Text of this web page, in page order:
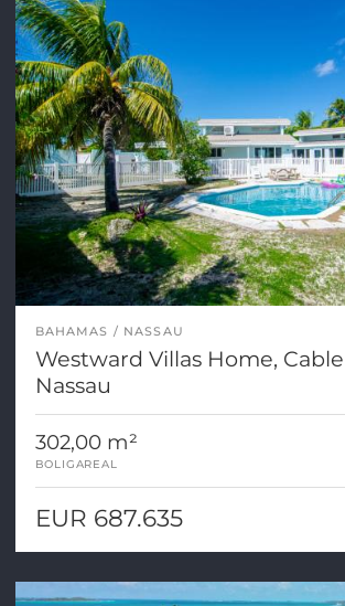
BAHAMAS NASSAU
Westward Villas Home,
Nassau
302,00 m²
BOLIGAREAL
EUR 687.635